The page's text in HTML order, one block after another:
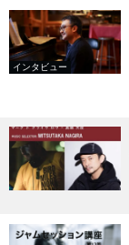
インタビュー